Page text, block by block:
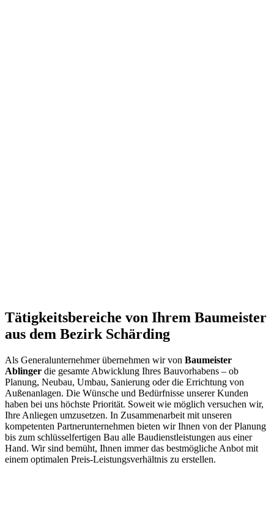
Tätigkeitsbereiche von Ihrem Baumeister
aus dem Bezirk Schärding
Als Generalunternehmer übernehmen wir von Baumeister
Ablinger die gesamte Abwicklung Ihres Bauvorhabens – ob
Planung, Neubau, Umbau, Sanierung oder die Errichtung von
Außenanlagen. Die Wünsche und Bedürfnisse unserer Kunden
haben bei uns höchste Priorität. Soweit wie möglich versuchen wir,
Ihre Anliegen umzusetzen. In Zusammenarbeit mit unseren
kompetenten Partnerunternehmen bieten wir Ihnen von der Planung
bis zum schlüsselfertigen Bau alle Baudienstleistungen aus einer
Hand. Wir sind bemüht, Ihnen immer das bestmögliche Anbot mit
einem optimalen Preis-Leistungsverhältnis zu erstellen.